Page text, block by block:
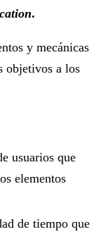
.
y mecánicas
objetivos a los
usuarios que
elementos
de tiempo que